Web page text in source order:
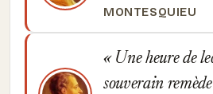
MONTESQUIEU
Une heure de
souverain